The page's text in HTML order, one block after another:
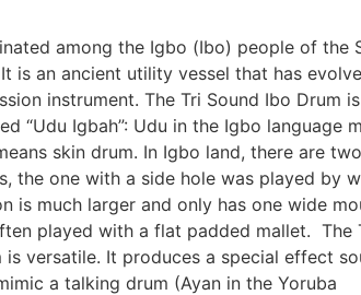
among the Igbo (Ibo) people of the
is an ancient utility vessel that has
instrument. The Tri Sound Ibo Drum is
“Udu Igbah”: Udu in the Igbo language
skin drum. In Igbo land, there are two
the one with a side hole was played by
is much larger and only has one wide
played with a flat padded mallet. The
is versatile. It produces a special effect
a talking drum (Ayan in the Yoruba